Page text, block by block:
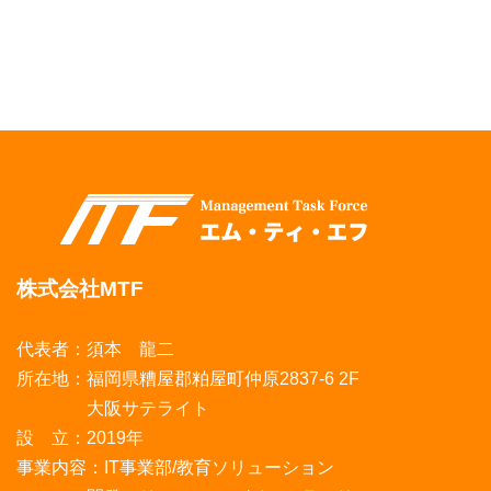
株式会社MTF
代表者：須本 龍二
所在地：福岡県糟屋郡粕屋町仲原2837-6 2F
大阪サテライト
設 立：2019年
事業内容：IT事業部/教育ソリューション